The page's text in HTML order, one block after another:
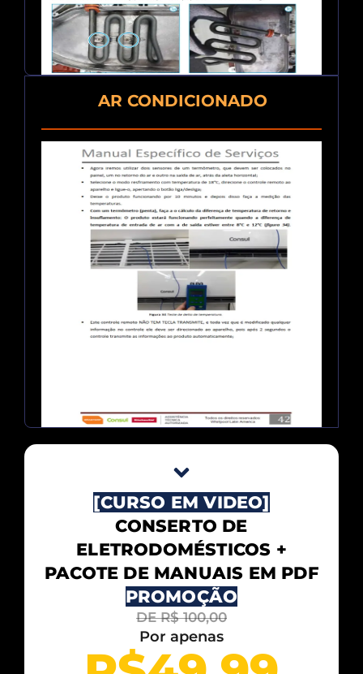
AR CONDICIONADO
[CURSO EM VIDEO]
CONSERTO DE
ELETRODOMÉSTICOS +
PACOTE DE MANUAIS EM PDF
PROMOÇÃO
DE R$ 100,00
Por apenas